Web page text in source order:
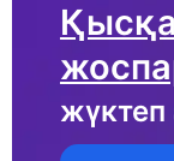
жүктеп